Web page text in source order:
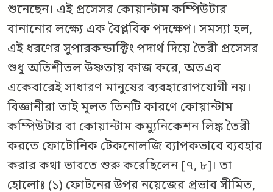
শুনেছেন। এই প্রসেসর কোয়ান্টাম কম্পিউটার
বানানোর লক্ষ্যে এক বৈপ্লবিক পদক্ষেপ। সমস্যা হল,
এই ধরণের সুপারকন্ডাক্টিং পদার্থ দিয়ে তৈরী প্রসেসর
শুধু অতিশীতল উষ্ণতায় কাজ করে, অতএব
একেবারেই সাধারণ মানুষের ব্যবহারোপযোগী নয়।
বিজ্ঞানীরা তাই মূলত তিনটি কারণে কোয়ান্টাম
কম্পিউটার বা কোয়ান্টাম কম্যুনিকেশন লিঙ্ক তৈরী
করতে ফোটোনিক টেকনোলজি ব্যাপকভাবে ব্যবহার
করার কথা ভাবতে শুরু করেছিলেন [৭, ৮]। তা
হোলোঃ (১) ফোটনের উপর নয়েজের প্রভাব সীমিত,